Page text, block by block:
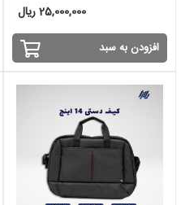
25,000,000 ریال
افزودن به سبد